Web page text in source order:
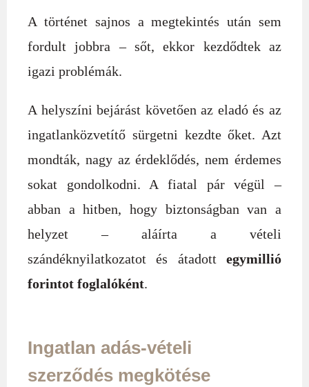
A történet sajnos a megtekintés után sem
fordult jobbra – sőt, ekkor kezdődtek az
igazi problémák.
A helyszíni bejárást követően az eladó és az
ingatlanközvetítő sürgetni kezdte őket. Azt
mondták, nagy az érdeklődés, nem érdemes
sokat gondolkodni. A fiatal pár végül –
abban a hitben, hogy biztonságban van a
helyzet – aláírta a vételi
szándéknyilatkozatot és átadott egymillió
forintot foglalóként.
Ingatlan adás-vételi
szerződés megkötése